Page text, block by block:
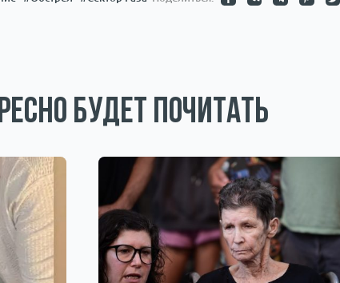
будет почитать